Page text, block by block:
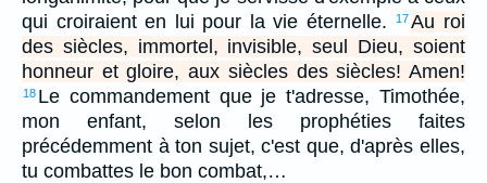
qui croiraient en lui pour la vie éternelle.
17 Au roi
des siècles, immortel, invisible, seul Dieu, soient
honneur et gloire, aux siècles des siècles! Amen!
18 Le commandement que je t'adresse, Timothée,
mon enfant, selon les prophéties faites
précédemment à ton sujet, c'est que, d'après elles,
tu combattes le bon combat,…